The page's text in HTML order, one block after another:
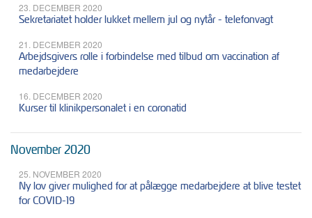
23. DECEMBER 2020
Sekretariatet holder lukket mellem jul og nytår - telefonvagt
21. DECEMBER 2020
Arbejdsgivers rolle i forbindelse med tilbud om vaccination af
medarbejdere
16. DECEMBER 2020
Kurser til klinikpersonalet i en coronatid
November 2020
25. NOVEMBER 2020
Ny lov giver mulighed for at pålægge medarbejdere at blive testet
for COVID-19